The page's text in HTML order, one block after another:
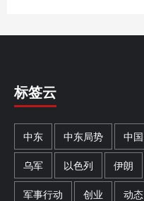
标签云
中东 中东局势 中国
乌军 以色列 伊朗
军事行动 创业 动态